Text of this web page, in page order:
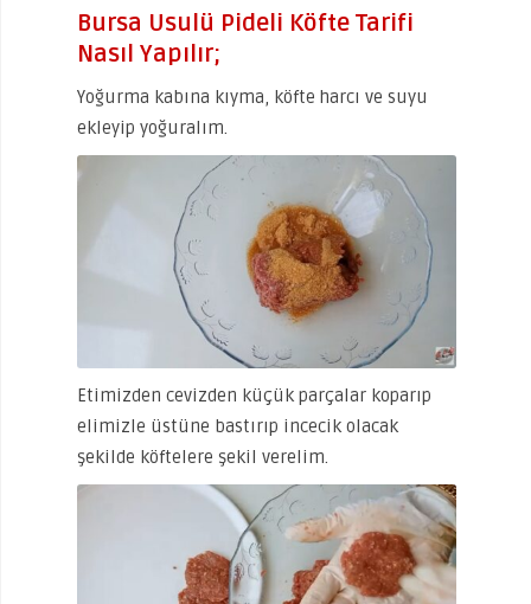
Bursa Usulü Pideli Köfte Tarifi
Nasıl Yapılır;
Yoğurma kabına kıyma, köfte harcı ve suyu
ekleyip yoğuralım.
Etimizden cevizden küçük parçalar koparıp
elimizle üstüne bastırıp incecik olacak
şekilde köftelere şekil verelim.